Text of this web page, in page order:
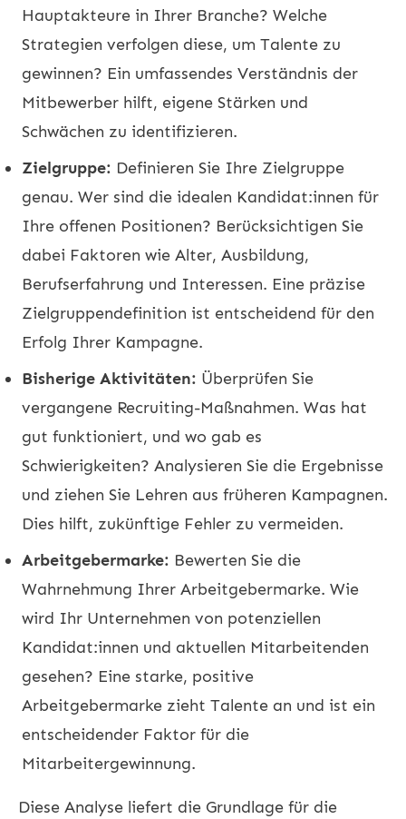
Hauptakteure in Ihrer Branche? Welche
Strategien verfolgen diese, um Talente zu
gewinnen? Ein umfassendes Verständnis der
Mitbewerber hilft, eigene Stärken und
Schwächen zu identifizieren.
Zielgruppe: Definieren Sie Ihre Zielgruppe
genau. Wer sind die idealen Kandidat:innen für
Ihre offenen Positionen? Berücksichtigen Sie
dabei Faktoren wie Alter, Ausbildung,
Berufserfahrung und Interessen. Eine präzise
Zielgruppendefinition ist entscheidend für den
Erfolg Ihrer Kampagne.
Bisherige Aktivitäten: Überprüfen Sie
vergangene Recruiting-Maßnahmen. Was hat
gut funktioniert, und wo gab es
Schwierigkeiten? Analysieren Sie die Ergebnisse
und ziehen Sie Lehren aus früheren Kampagnen.
Dies hilft, zukünftige Fehler zu vermeiden.
Arbeitgebermarke: Bewerten Sie die
Wahrnehmung Ihrer Arbeitgebermarke. Wie
wird Ihr Unternehmen von potenziellen
Kandidat:innen und aktuellen Mitarbeitenden
gesehen? Eine starke, positive
Arbeitgebermarke zieht Talente an und ist ein
entscheidender Faktor für die
Mitarbeitergewinnung.
Diese Analyse liefert die Grundlage für die